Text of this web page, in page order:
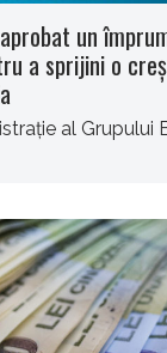
un
a sprijini o
al Grupului